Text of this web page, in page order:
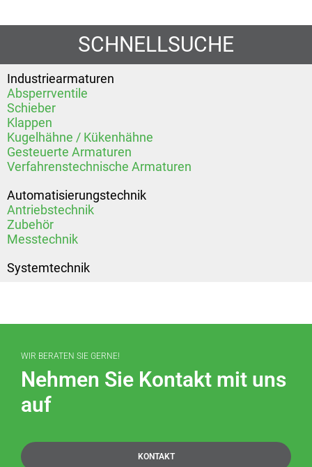
SCHNELLSUCHE
Industriearmaturen
Absperrventile
Schieber
Klappen
Kugelhähne / Kükenhähne
Gesteuerte Armaturen
Verfahrenstechnische Armaturen
Automatisierungstechnik
Antriebstechnik
Zubehör
Messtechnik
Systemtechnik
WIR BERATEN SIE GERNE!
Nehmen Sie Kontakt mit uns
auf
KONTAKT